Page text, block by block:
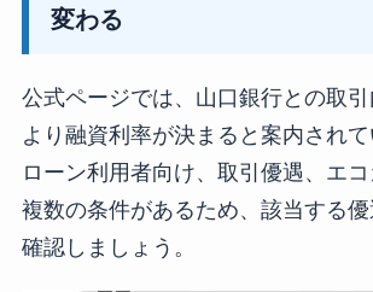
変わる
公式ページでは、山口銀行との取
より融資利率が決まると案内され
ローン利用者向け、取引優遇、エ
複数の条件があるため、該当する
確認しましょう。